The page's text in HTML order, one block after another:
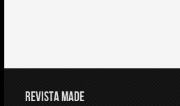
REVISTA MADE